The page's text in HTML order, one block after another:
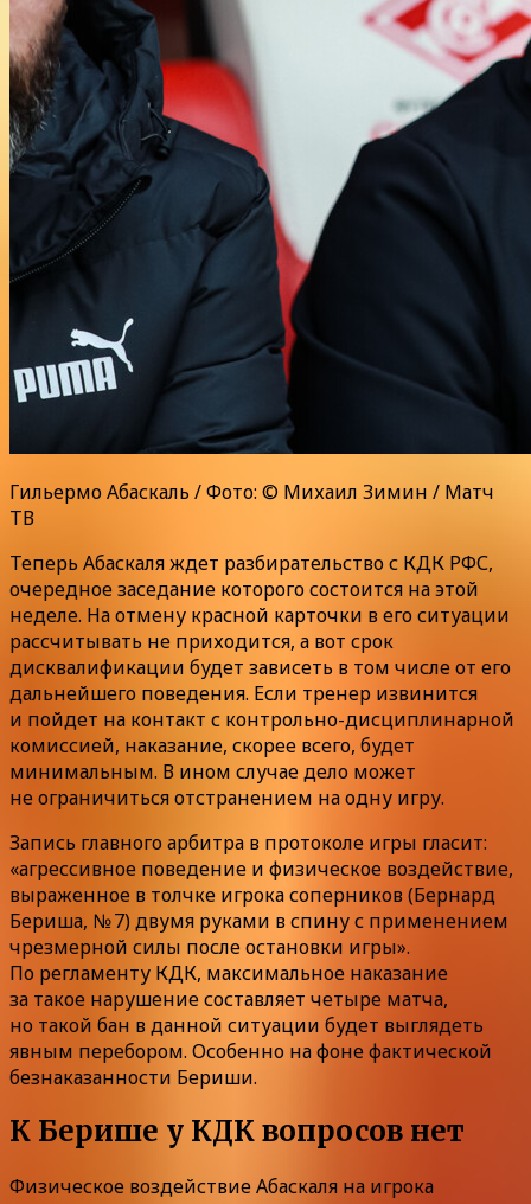
Гильермо Абаскаль / Фото: © Михаил Зимин / Матч
ТВ
Теперь Абаскаля ждет разбирательство с КДК РФС,
очередное заседание которого состоится на этой
неделе. На отмену красной карточки в его ситуации
рассчитывать не приходится, а вот срок
дисквалификации будет зависеть в том числе от его
дальнейшего поведения. Если тренер извинится
и пойдет на контакт с контрольно-дисциплинарной
комиссией, наказание, скорее всего, будет
минимальным. В ином случае дело может
не ограничиться отстранением на одну игру.
Запись главного арбитра в протоколе игры гласит:
«агрессивное поведение и физическое воздействие,
выраженное в толчке игрока соперников (Бернард
Бериша, № 7) двумя руками в спину с применением
чрезмерной силы после остановки игры».
По регламенту КДК, максимальное наказание
за такое нарушение составляет четыре матча,
но такой бан в данной ситуации будет выглядеть
явным перебором. Особенно на фоне фактической
безнаказанности Бериши.
К Берише у КДК вопросов нет
Физическое воздействие Абаскаля на игрока